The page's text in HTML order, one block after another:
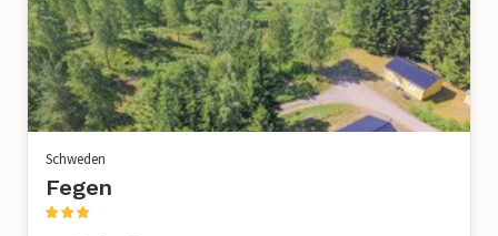
Schweden
Fegen